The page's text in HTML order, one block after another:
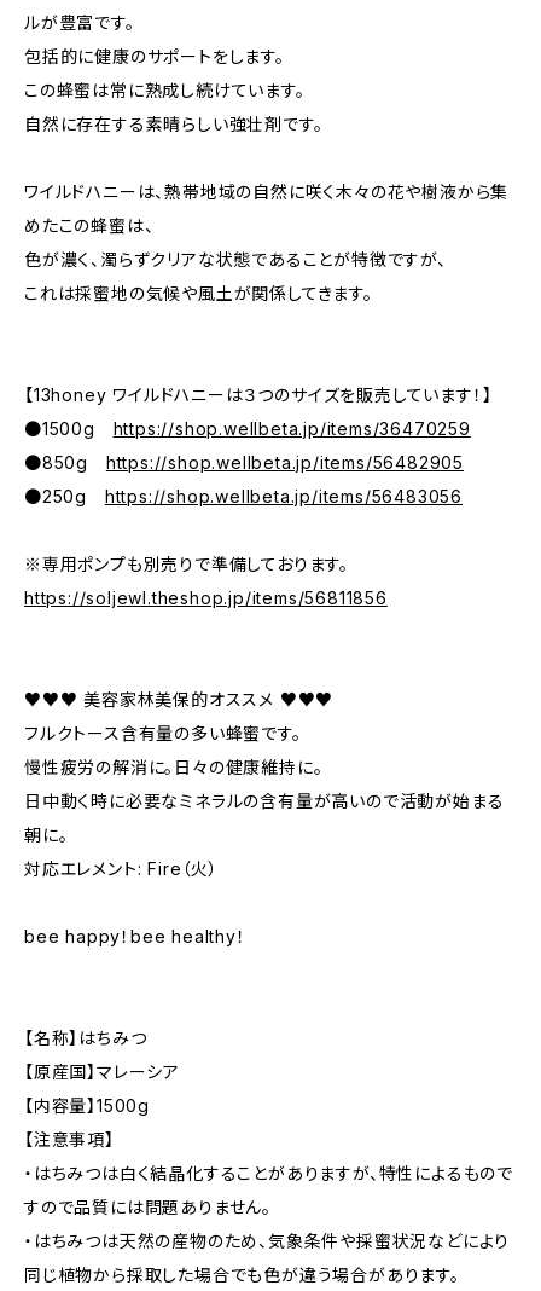
ルが豊富です。
包括的に健康のサポートをします。
この蜂蜜は常に熟成し続けています。
自然に存在する素晴らしい強壮剤です。
ワイルドハニーは、熱帯地域の自然に咲く木々の花や樹液から集
めたこの蜂蜜は、
色が濃く、濁らずクリアな状態であることが特徴ですが、
これは採蜜地の気候や風土が関係してきます。
【13honey ワイルドハニーは３つのサイズを販売しています！】
●1500g https://shop.wellbeta.jp/items/36470259
●850g https://shop.wellbeta.jp/items/56482905
●250g https://shop.wellbeta.jp/items/56483056
※専用ポンプも別売りで準備しております。
https://soljewl.theshop.jp/items/56811856
♥♥♥ 美容家林美保的オススメ ♥♥♥
フルクトース含有量の多い蜂蜜です。
慢性疲労の解消に。日々の健康維持に。
日中動く時に必要なミネラルの含有量が高いので活動が始まる
朝に。
対応エレメント: Fire（火）
bee happy！bee healthy！
【名称】はちみつ
【原産国】マレーシア
【内容量】1500g
【注意事項】
・はちみつは白く結晶化することがありますが、特性によるもので
すので品質には問題ありません。
・はちみつは天然の産物のため、気象条件や採蜜状況などにより
同じ植物から採取した場合でも色が違う場合があります。